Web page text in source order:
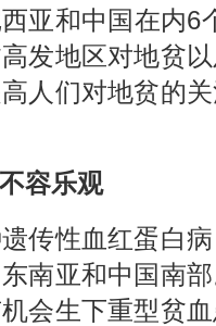
亚和中国在内6
发地区对地贫
人们对地贫的
容乐观
传性血红蛋白
南亚和中国南
会生下重型贫